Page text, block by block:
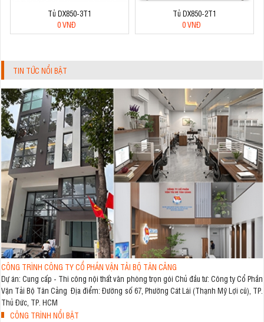
Tủ DX850-3T1
0 VNĐ
Tủ DX850-2T1
0 VNĐ
TIN TỨC NỔI BẬT
CÔNG TRÌNH CÔNG TY CỔ PHẦN VẬN TẢI BỘ TÂN CẢNG
Dự án: Cung cấp - Thi công nội thất văn phòng trọn gói Chủ đầu tư: Công ty Cổ Phần
Vận Tải Bộ Tân Cảng Địa điểm: Đường số 67, Phường Cát Lái (Thạnh Mỹ Lợi cũ), TP.
Thủ Đức, TP. HCM
CÔNG TRÌNH NỔI BẬT